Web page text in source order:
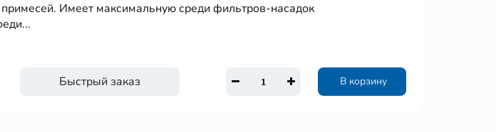
Имеет максимальную среди фильтров-насадок
Быстрый заказ В корзину